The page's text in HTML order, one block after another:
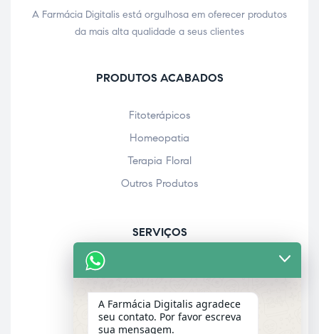
A Farmácia Digitalis está orgulhosa em oferecer produtos
da mais alta qualidade a seus clientes
PRODUTOS ACABADOS
Fitoterápicos
Homeopatia
Terapia Floral
Outros Produtos
SERVIÇOS
Acolhimento farmacêutico
Assistência personalizada
Check-up
A Farmácia Digitalis agradece
seu contato. Por favor escreva
sua mensagem.